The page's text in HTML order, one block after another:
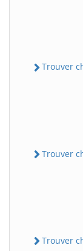
Trouver
Trouver
Trouver